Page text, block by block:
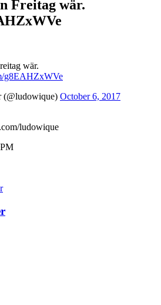
Freitag wär.
wär.
g8EAHZxWVe
October 6, 2017
ludowique